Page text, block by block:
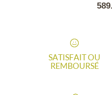
SATISFAIT OU
REMBOURSÉ